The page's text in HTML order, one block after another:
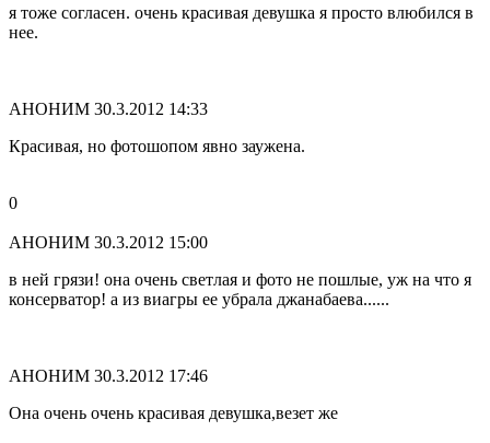
я тоже согласен. очень красивая девушка я просто влюбился в
нее.
АНОНИМ 30.3.2012 14:33
Красивая, но фотошопом явно заужена.
0
АНОНИМ 30.3.2012 15:00
в ней грязи! она очень светлая и фото не пошлые, уж на что я
консерватор! а из виагры ее убрала джанабаева......
АНОНИМ 30.3.2012 17:46
Она очень очень красивая девушка,везет же